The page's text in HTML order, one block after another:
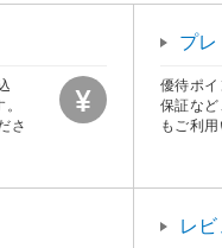
さ
プレ
優待ポ
保証な
もご利用
レ